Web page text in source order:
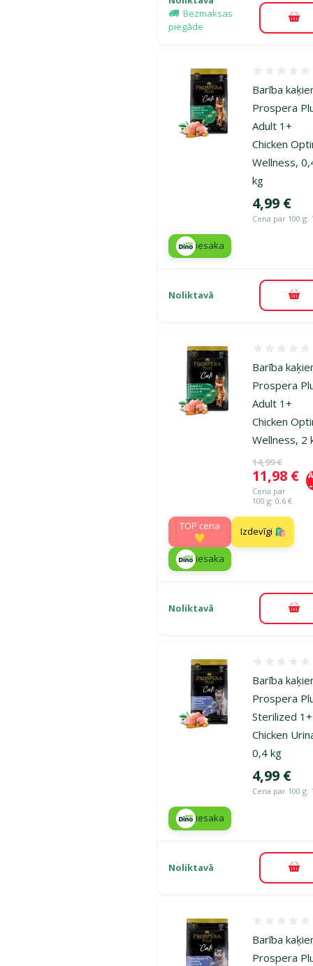
Bezmaksas
piegāde
Barība
Prospera
Adult 1+
Chicken
Wellness,
kg
Cena
4,99 €
Cena par 100 g:
iesaka
Noliktavā
Barība
Prospera
Adult 1+
Chicken
Wellness, 2
Oriģinālā
14,99 €
Cena
11,98 €
Cena par
100 g: 0,6 €
TOP cena
💛
Izdevīgi 🛍️
iesaka
Noliktavā
Barība
Prospera
Sterilized 1+
Chicken
0,4 kg
Cena
4,99 €
Cena par 100 g:
iesaka
Noliktavā
Barība
Prospera